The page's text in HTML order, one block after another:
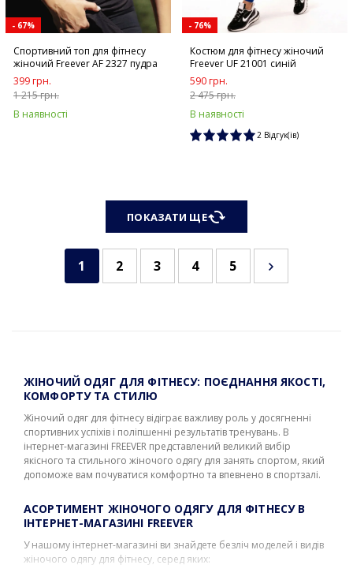
- 67%
Спортивний топ для фітнесу
жіночий Freever AF 2327 пудра
399 грн.
1 215 грн.
В наявності
- 76%
Костюм для фітнесу жіночий
Freever UF 21001 синій
590 грн.
2 475 грн.
В наявності
2 Відгук(ів)
ПОКАЗАТИ ЩЕ
1 2 3 4 5
ЖІНОЧИЙ ОДЯГ ДЛЯ ФІТНЕСУ: ПОЄДНАННЯ ЯКОСТІ,
КОМФОРТУ ТА СТИЛЮ
Жіночий одяг для фітнесу відіграє важливу роль у досягненні
спортивних успіхів і поліпшенні результатів тренувань. В
інтернет-магазині FREEVER представлений великий вибір
якісного та стильного жіночого одягу для занять спортом, який
допоможе вам почуватися комфортно та впевнено в спортзалі.
АСОРТИМЕНТ ЖІНОЧОГО ОДЯГУ ДЛЯ ФІТНЕСУ В
ІНТЕРНЕТ-МАГАЗИНІ FREEVER
У нашому інтернет-магазині ви знайдете безліч моделей і видів
жіночого одягу для фітнесу, серед яких: